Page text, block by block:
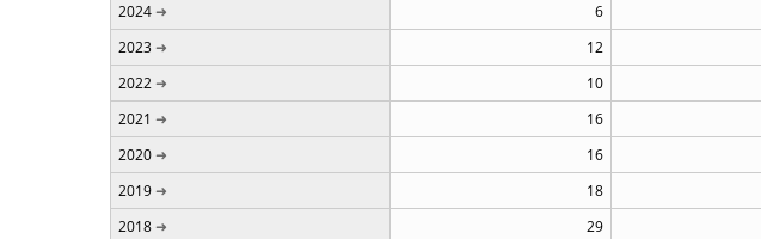
2024
6
2023
12
2022
10
2021
16
2020
16
2019
18
2018
29